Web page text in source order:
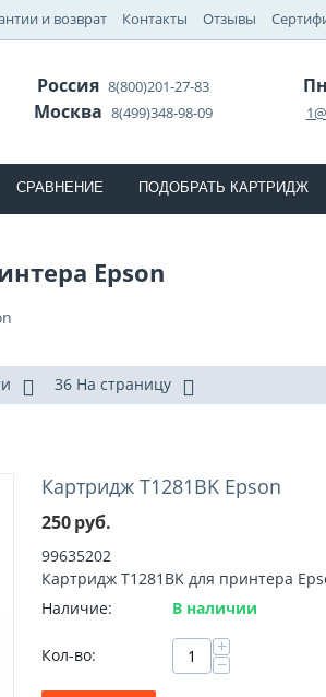
и возврат Контакты Отзывы
Россия8(800)201-27-83
Москва8(499)348-98-09
СРАВНЕНИЕ ПОДОБРАТЬ КАРТРИДЖ
Epson
36 На страницу
Картридж T1281BK Epson
250руб.
99635202
Картридж T1281BK для принтера
Наличие:
В наличии
Кол-во: +
−